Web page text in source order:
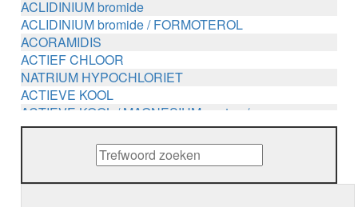
ACLIDINIUM bromide
ACLIDINIUM bromide / FORMOTEROL
ACORAMIDIS
ACTIEF CHLOOR
NATRIUM HYPOCHLORIET
ACTIEVE KOOL
ACTIEVE KOOL / MAGNESIUM zouten /
METHENAMINE
ADALIMUMAB
ADAPALEEN
ADAPALEEN / BENZOYLPEROXIDE